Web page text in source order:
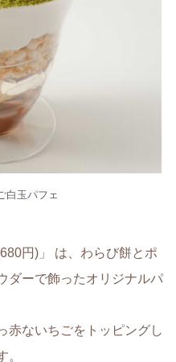
白玉パフェ
円)」 は、わらび餅とポ
ダーで飾ったオリジナルパ
赤ないちごをトッピングし
。